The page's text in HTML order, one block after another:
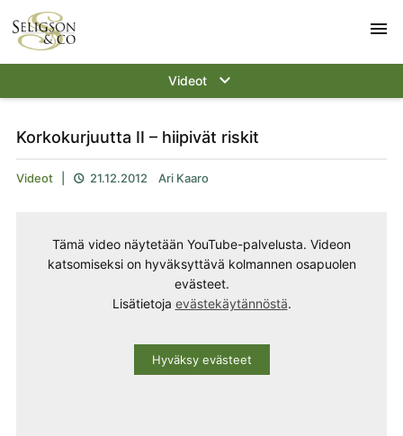
menu
Videot keyboard_arrow_down
Korkokurjuutta II – hiipivät riskit
Videot 21.12.2012 Ari Kaaro
Tämä video näytetään YouTube-palvelusta. Videon
katsomiseksi on hyväksyttävä kolmannen osapuolen
evästeet.
Lisätietoja evästekäytännöstä.
Hyväksy evästeet